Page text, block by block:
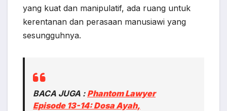
yang kuat dan manipulatif, ada ruang untuk
kerentanan dan perasaan manusiawi yang
sesungguhnya.
BACA JUGA : Phantom Lawyer
Episode 13-14: Dosa Ayah,